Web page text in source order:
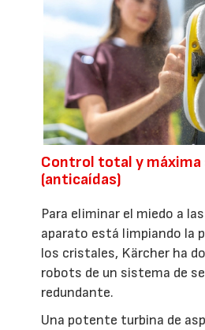
Control total y máxima
(anticaídas)
Para eliminar el miedo a
aparato está limpiando la
los cristales, Kärcher ha
robots de un sistema de
redundante.
Una potente turbina de